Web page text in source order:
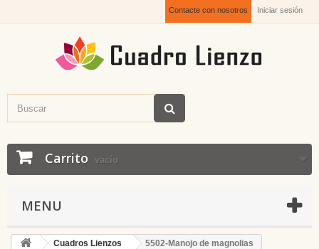
Iniciar sesión
Contacte con nosotros
Carrito vacío
MENU
Cuadros Lienzos 5502-Manojo de magnolias